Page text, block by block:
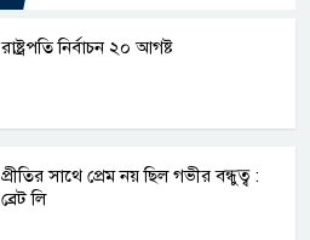
রাষ্ট্রপতি নির্বাচন ২০ আগষ্ট
প্রীতির সাথে প্রেম নয় ছিল গভীর বন্ধুত্ব :
ব্রেট লি